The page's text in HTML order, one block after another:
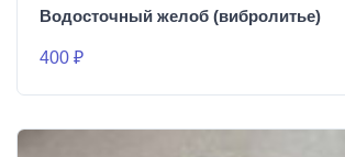
Водосточный желоб (вибролитье)
400 ₽